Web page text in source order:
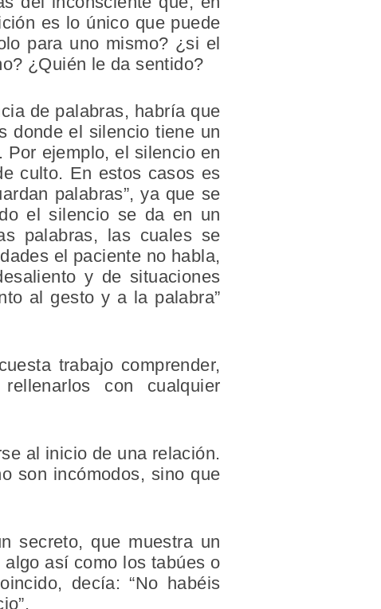
es lo único que puede
para uno mismo? ¿si el
¿Quién le da sentido?
de palabras, habría que
donde el silencio tiene un
Por ejemplo, el silencio en
culto. En estos casos es
palabras”, ya que se
el silencio se da en un
palabras, las cuales se
el paciente no habla,
y de situaciones
al gesto y a la palabra”
trabajo comprender,
con cualquier
al inicio de una relación.
son incómodos, sino que
secreto, que muestra un
así como los tabúes o
decía: “No habéis